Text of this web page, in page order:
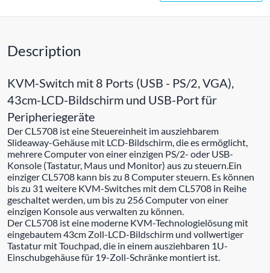
Description
KVM-Switch mit 8 Ports (USB - PS/2, VGA),
43cm-LCD-Bildschirm und USB-Port für
Peripheriegeräte
Der CL5708 ist eine Steuereinheit im ausziehbarem
Slideaway-Gehäuse mit LCD-Bildschirm, die es ermöglicht,
mehrere Computer von einer einzigen PS/2- oder USB-
Konsole (Tastatur, Maus und Monitor) aus zu steuern.Ein
einziger CL5708 kann bis zu 8 Computer steuern. Es können
bis zu 31 weitere KVM-Switches mit dem CL5708 in Reihe
geschaltet werden, um bis zu 256 Computer von einer
einzigen Konsole aus verwalten zu können.
Der CL5708 ist eine moderne KVM-Technologielösung mit
eingebautem 43cm Zoll-LCD-Bildschirm und vollwertiger
Tastatur mit Touchpad, die in einem ausziehbaren 1U-
Einschubgehäuse für 19-Zoll-Schränke montiert ist.